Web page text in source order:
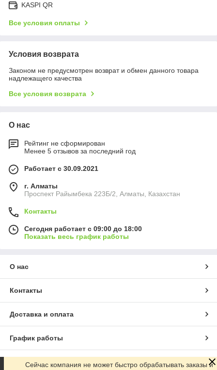
KASPI QR
Все условия оплаты
Условия возврата
Законом не предусмотрен возврат и обмен данного товара
надлежащего качества
Все условия возврата
О нас
Рейтинг не сформирован
Менее 5 отзывов за последний год
Работает с 30.09.2021
г. Алматы
Проспект Райымбека 223Б/2, Алматы, Казахстан
Контакты
Сегодня работает с 09:00 до 18:00
Показать весь график работы
О нас
Контакты
Доставка и оплата
График работы
Полная версия сайта
Сейчас компания не может быстро обрабатывать заказы и